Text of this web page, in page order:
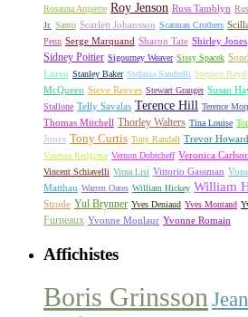
Rosanna Arquette Roy Jenson Russ Tamblyn
Jr. Santo Scarlett Johansson Scatman Crothers
Penn Serge Marquand Sharon Tate Shirley Jones
Sidney Poitier Sigourney Weaver Sissy Spacek
Loren Stanley Baker Stefania Sandrelli Stephen Boyd
McQueen Steve Reeves Stewart Granger Susan
Stallone Telly Savalas Terence Hill Terence
Thomas Mitchell Thorley Walters Tina Louise
Jones Tony Curtis Tony Randall Trevor Howard
Vanessa Redgrave Vernon Dobtcheff Veronica Carlson
Vincent Schiavelli Virna Lisi Vittorio Gassman
Matthau Warren Oates William Hickey William
Strode Yul Brynner Yves Deniaud Yves Montand
Furneaux Yvonne Monlaur Yvonne Romain
Affichistes
Boris Grinsson